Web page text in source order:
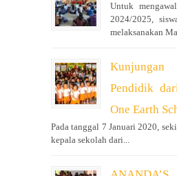
Untuk
2024/2025,
melaksanakan
Kunjungan
Pendidik
One Earth
Pada tanggal 7 Januari 2020,
kepala sekolah dari...